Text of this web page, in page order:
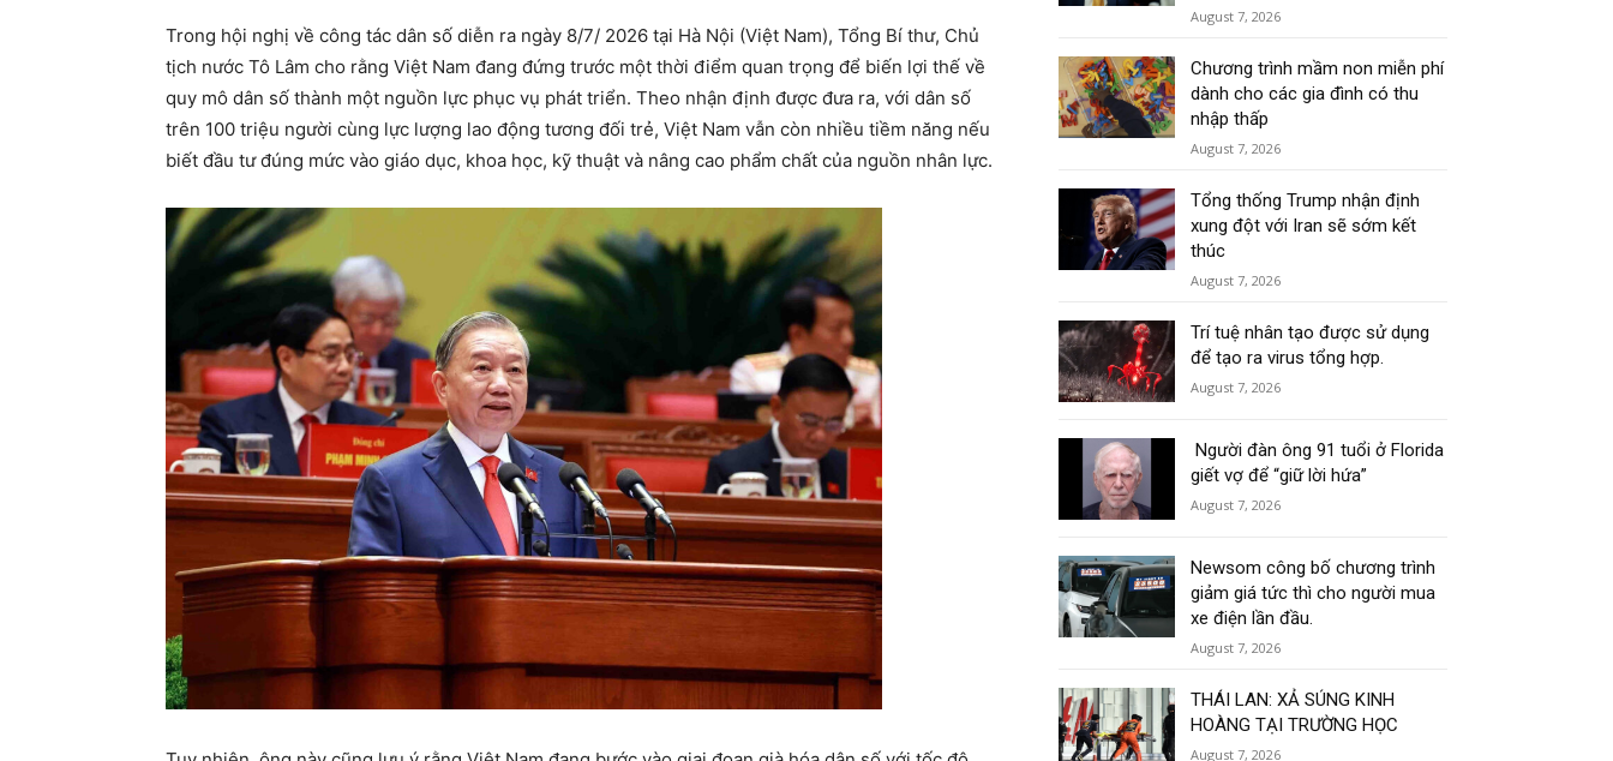
Trong hội nghị về công tác dân số diễn ra ngày 8/7/ 2026 tại Hà Nội (Việt Nam), Tổng Bí thư, Chủ
tịch nước Tô Lâm cho rằng Việt Nam đang đứng trước một thời điểm quan trọng để biến lợi thế về
quy mô dân số thành một nguồn lực phục vụ phát triển. Theo nhận định được đưa ra, với dân số
trên 100 triệu người cùng lực lượng lao động tương đối trẻ, Việt Nam vẫn còn nhiều tiềm năng nếu
biết đầu tư đúng mức vào giáo dục, khoa học, kỹ thuật và nâng cao phẩm chất của nguồn nhân lực.
August 7, 2026
Chương trình mầm non miễn phí
dành cho các gia đình có thu
nhập thấp
August 7, 2026
Tổng thống Trump nhận định
xung đột với Iran sẽ sớm kết
thúc
August 7, 2026
Trí tuệ nhân tạo được sử dụng
để tạo ra virus tổng hợp.
August 7, 2026
Người đàn ông 91 tuổi ở Florida
giết vợ để “giữ lời hứa”
August 7, 2026
Newsom công bố chương trình
giảm giá tức thì cho người mua
xe điện lần đầu.
August 7, 2026
THÁI LAN: XẢ SÚNG KINH
HOÀNG TẠI TRƯỜNG HỌC
August 7, 2026